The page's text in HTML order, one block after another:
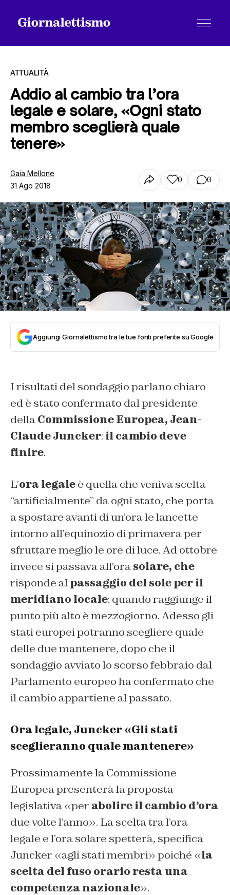
Tutti gli articoli
Contatti
ATTUALITÀ
Addio al cambio tra l’ora
legale e solare, «Ogni stato
membro sceglierà quale
tenere»
Gaia Mellone
31 Ago 2018
0 0
Aggiungi Giornalettismo tra le tue fonti preferite su Google
I risultati del sondaggio parlano chiaro
ed è stato confermato dal presidente
dellaCommissione Europea, Jean-
Claude Juncker: il cambio deve
finire.
L’ora legaleè quella che veniva scelta
“artificialmente” da ogni stato, che porta
a spostare avanti di un’ora le lancette
intorno all’equinozio di primavera per
sfruttare meglio le ore di luce. Ad ottobre
invece si passava all’orasolare, che
risponde alpassaggio del sole per il
meridiano locale: quando raggiunge il
punto più alto è mezzogiorno. Adesso gli
stati europei potranno scegliere quale
delle due mantenere, dopo che il
sondaggio avviato lo scorso febbraio dal
Parlamento europeo ha confermato che
il cambio appartiene al passato.
Ora legale, Juncker «Gli stati
sceglieranno quale mantenere»
Prossimamente la Commissione
Europea presenterà la proposta
legislativa «per abolire il cambio d’ora
due volte l’anno». La scelta tra l’ora
legale e l’ora solare spetterà, specifica
Juncker «agli stati membri» poiché «la
scelta del fuso orario resta una
competenza nazionale».